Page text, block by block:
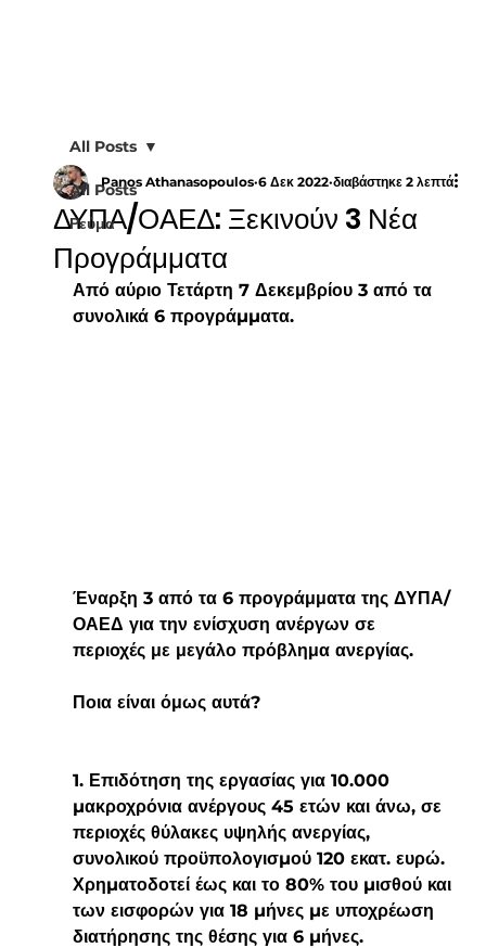
All Posts
Ρεύμα
All Posts
ΔΥΠΑ/ΟΑΕΔ: Ξεκινούν 3 Νέα
Προγράμματα
Panos Athanasopoulos 6 Δεκ 2022 διαβάστηκε 2 λεπτά
Από αύριο Τετάρτη 7 Δεκεμβρίου 3 από τα
συνολικά 6 προγράµµατα.
Έναρξη 3 από τα 6 προγράμματα της ΔΥΠΑ/
ΟΑΕΔ για την ενίσχυση ανέργων σε
περιοχές με μεγάλο πρόβλημα ανεργίας.
Ποια είναι όμως αυτά?
1. Επιδότηση της εργασίας για 10.000
µακροχρόνια ανέργους 45 ετών και άνω, σε
περιοχές θύλακες υψηλής ανεργίας,
συνολικού προϋπολογισµού 120 εκατ. ευρώ.
Χρηµατοδοτεί έως και το 80% του µισθού και
των εισφορών για 18 µήνες µε υποχρέωση
διατήρησης της θέσης για 6 µήνες.